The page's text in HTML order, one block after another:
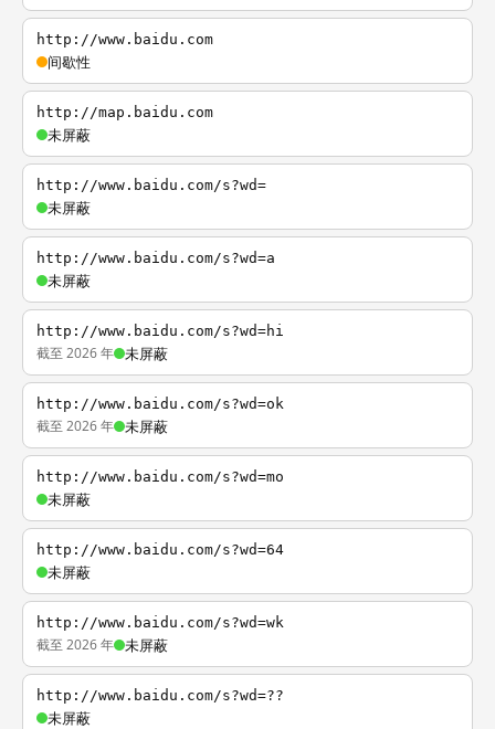
http://www.baidu.com
间歇性
http://map.baidu.com
未屏蔽
http://www.baidu.com/s?wd=
未屏蔽
http://www.baidu.com/s?wd=a
未屏蔽
http://www.baidu.com/s?wd=hi
截至 2026 年 未屏蔽
http://www.baidu.com/s?wd=ok
截至 2026 年 未屏蔽
http://www.baidu.com/s?wd=mo
未屏蔽
http://www.baidu.com/s?wd=64
未屏蔽
http://www.baidu.com/s?wd=wk
截至 2026 年 未屏蔽
http://www.baidu.com/s?wd=??
未屏蔽